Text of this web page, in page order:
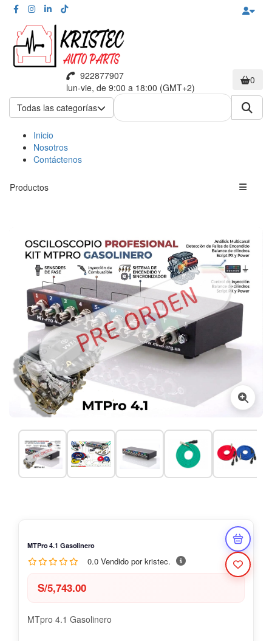
922877907
lun-vie, de 9:00 a 18:00 (GMT+2)
0
Todas las categorías
Inicio
Nosotros
Contáctenos
Productos
MTPro 4.1 Gasolinero
0.0 Vendido por kristec.
S/5,743.00
MTpro 4.1 Gasolinero